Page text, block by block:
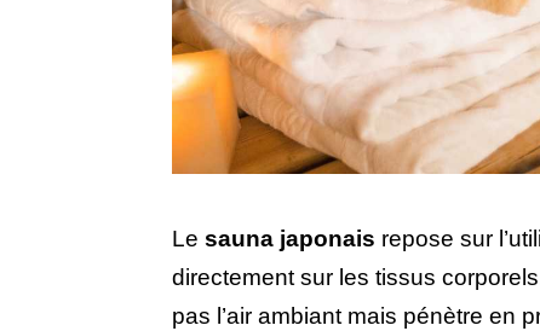
Le sauna japonais repose sur
directement sur les tissus
pas l’air ambiant mais pénètre en